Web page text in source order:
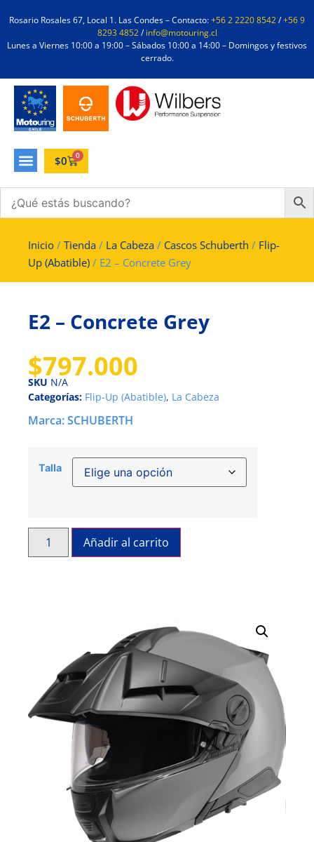
Rosario Rosales 67, Local 1. Las Condes – Contacto:+56 2 2220 8542/+56 9
8293 4852/info@motouring.cl
Lunes a Viernes 10:00 a 19:00 – Sábados 10:00 a 14:00 – Domingos y festivos
cerrado.
$0 0
Inicio / Tienda / La Cabeza / Cascos Schuberth / Flip-
Up (Abatible) / E2 – Concrete Grey
E2 – Concrete Grey
$797.000
SKU N/A
Categorías: Flip-Up (Abatible), La Cabeza
Marca:SCHUBERTH
Talla
Añadir al carrito